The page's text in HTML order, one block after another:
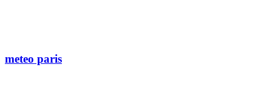
meteo paris